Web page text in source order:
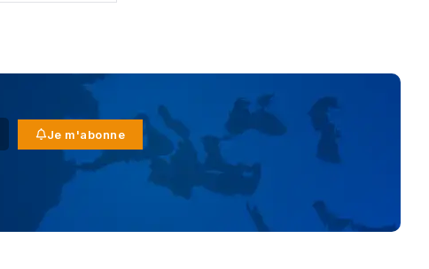
Je m'abonne